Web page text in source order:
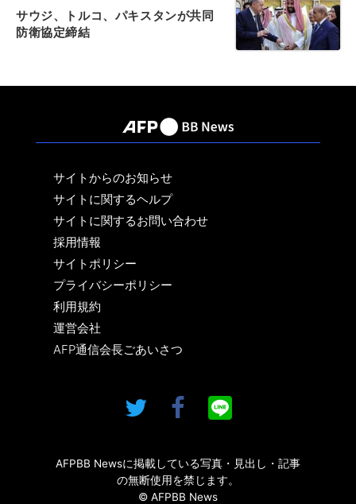
サウジ、トルコ、パキスタンが共同
防衛協定締結
サイトからのお知らせ
サイトに関するヘルプ
サイトに関するお問い合わせ
採用情報
サイトポリシー
プライバシーポリシー
利用規約
運営会社
AFP通信会長ごあいさつ
AFPBB Newsに掲載している写真・見出し・記事
の無断使用を禁じます。
© AFPBB News